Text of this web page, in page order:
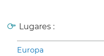
Lugares :
Europa